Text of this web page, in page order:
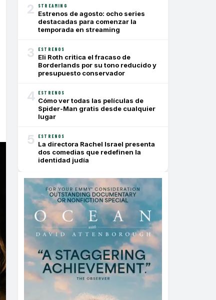
2 STREAMING
Estrenos de agosto: ocho series
destacadas para comenzar la
temporada en streaming
3 ESTRENOS
Eli Roth critica el fracaso de
Borderlands por su tono reducido y
presupuesto conservador
4 ESTRENOS
Cómo ver todas las películas de
Spider-Man gratis desde cualquier
lugar
5 ESTRENOS
La directora Rachel Israel presenta
dos comedias que redefinen la
identidad judía